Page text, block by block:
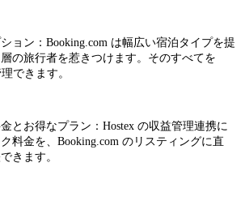
ョン：Booking.com は幅広い宿泊タイプを提
の旅行者を惹きつけます。そのすべてを
できます。
とお得なプラン：Hostex の収益管理連携に
料金を、Booking.com のリスティングに直
きます。